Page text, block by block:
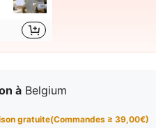
à Belgium
gratuite(Commandes ≥ 39,00€)